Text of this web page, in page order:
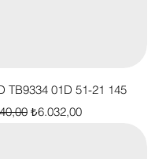
TB9334 01D 51-21 145
Fiyatİndirimli Fiyat
₺6.032,00